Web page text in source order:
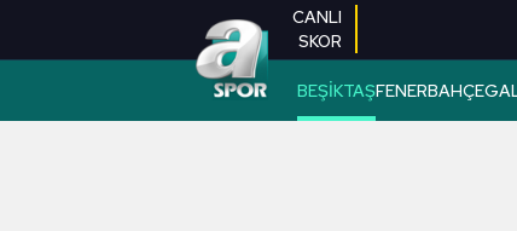
CANLI
SKOR
BEŞİKTAŞFENERBAHÇE